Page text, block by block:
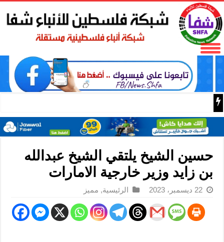
الصين وبيلاروس تجريان تدريبات “سويفت إيجل 2026” للقوات المحمولة جوا في هوبي
حسين الشيخ يلتقي الشيخ عبدالله
بن زايد وزير خارجية الامارات
22 ديسمبر، 2023 الرئيسية, مميز